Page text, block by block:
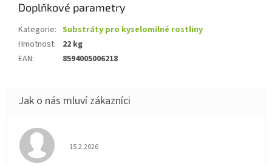
Doplňkové parametry
Kategorie: Substráty pro kyselomilné rostliny
Hmotnost:
22 kg
EAN: 8594005006218
Hodnocení obchodu je 5 z 5 hvězdiček.
15.2.2026